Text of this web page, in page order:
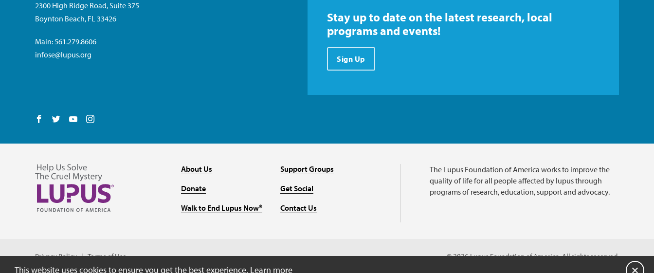
2300 High Ridge Road, Suite 375
Boynton Beach, FL 33426
Main: 561.279.8606
infose@lupus.org
Follow us on Facebook
Follow us on Twitter
Follow us on YouTube
Stay up to date on the latest research, local
programs and events!
Sign Up
About Us
Donate
Walk to End Lupus Now®
Support Groups
Get Social
Contact Us
The Lupus Foundation of America works to improve the
quality of life for all people affected by lupus through
programs of research, education, support and advocacy.
Privacy Policy Terms of Use
© 2026 Lupus Foundation of America. All rights reserved.
This website uses cookies to ensure you get the best experience. Learn more